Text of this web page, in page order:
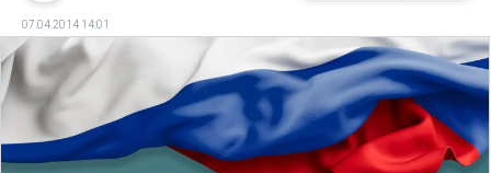
07.04.2014 14:01